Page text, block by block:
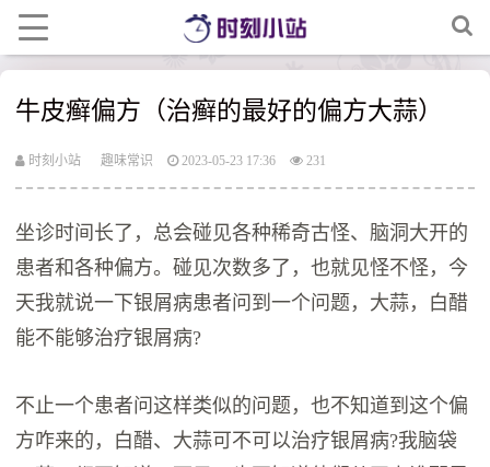
牛皮癣偏方（治癣的最好的偏方大蒜）
时刻小站 趣味常识 2023-05-23 17:36 231
坐诊时间长了，总会碰见各种稀奇古怪、脑洞大开的
患者和各种偏方。碰见次数多了，也就见怪不怪，今
天我就说一下银屑病患者问到一个问题，大蒜，白醋
能不能够治疗银屑病?
不止一个患者问这样类似的问题，也不知道到这个偏
方咋来的，白醋、大蒜可不可以治疗银屑病?我脑袋